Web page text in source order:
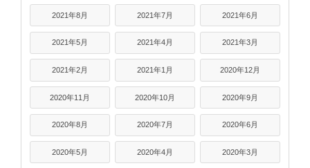
2021年8月 2021年7月 2021年6月
2021年5月 2021年4月 2021年3月
2021年2月 2021年1月 2020年12月
2020年11月 2020年10月 2020年9月
2020年8月 2020年7月 2020年6月
2020年5月 2020年4月 2020年3月